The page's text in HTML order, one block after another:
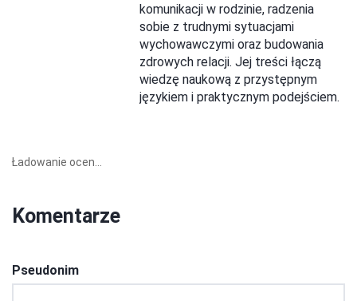
komunikacji w rodzinie, radzenia
sobie z trudnymi sytuacjami
wychowawczymi oraz budowania
zdrowych relacji. Jej treści łączą
wiedzę naukową z przystępnym
językiem i praktycznym podejściem.
Ładowanie ocen...
Komentarze
Pseudonim